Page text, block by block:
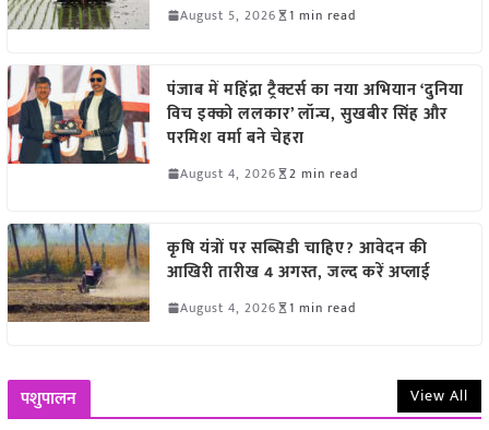
August 5, 2026 1 min read
पंजाब में महिंद्रा ट्रैक्टर्स का नया अभियान ‘दुनिया
विच इक्को ललकार’ लॉन्च, सुखबीर सिंह और
परमिश वर्मा बने चेहरा
August 4, 2026 2 min read
कृषि यंत्रों पर सब्सिडी चाहिए? आवेदन की
आखिरी तारीख 4 अगस्त, जल्द करें अप्लाई
August 4, 2026 1 min read
पशुपालन View All